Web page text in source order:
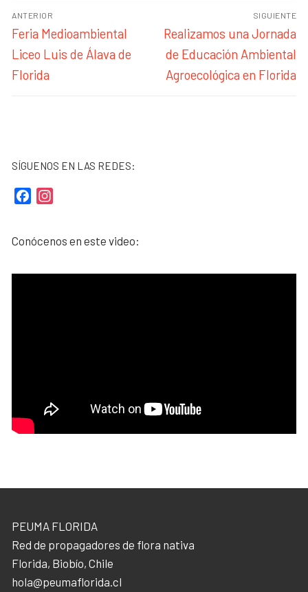
ANTERIOR
Feria Medioambiental
Liceo Luis de Álava de
Florida
SIGUIENTE
Realizamos una Jornada
de Educación Ambiental
Agroecológica en Florida
SÍGUENOS EN LAS REDES:
Facebook
Conócenos en este video:
PEUMA FLORIDA
Red de propagadores de flora nativa
Florida, Biobío, Chile
hola@peumaflorida.cl